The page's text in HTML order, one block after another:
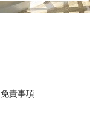
免責事項